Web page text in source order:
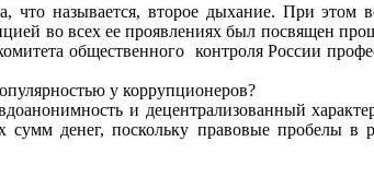
чтоназывается, второе дыхание. При этом
во всех еепроявлениях был посвящен
общественного контроля России
у коррупционеров?
и децентрализованный
сумм денег, поскольку правовые пробелы в